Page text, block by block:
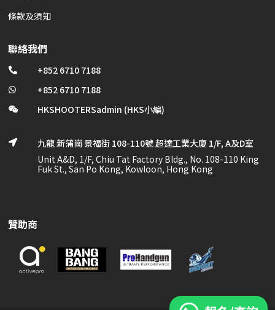
條款及須知
聯絡我們
 +852 6710 7188
 +852 6710 7188
 HKSHOOTERSadmin (HKS小編)

九龍 新蒲崗 景福街 108-110號 超達工業大廈 1/F, A及D室
Unit A&D, 1/F, Chiu Tat Factory Bldg., No. 108-110 King
Fuk St., San Po Kong, Kowloon, Hong Kong
贊助商